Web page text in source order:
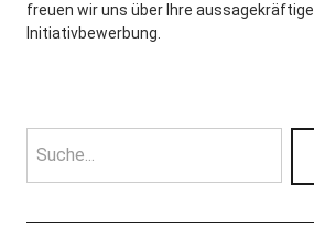
freuen wir uns über Ihre aussagekräftige
Initiativbewerbung.